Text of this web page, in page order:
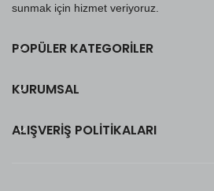
sunmak için hizmet veriyoruz.
POPÜLER KATEGORILER
KURUMSAL
ALIŞVERIŞ POLITIKALARI